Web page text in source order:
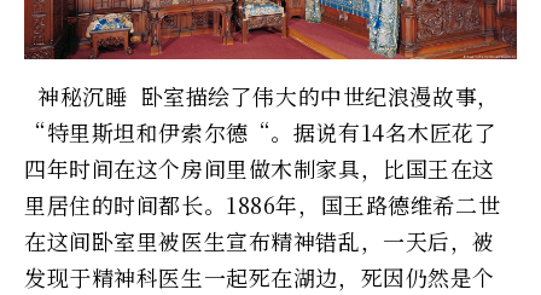
神秘沉睡 卧室描绘了伟大的中世纪浪漫故事，
“特里斯坦和伊索尔德“。据说有14名木匠花了
四年时间在这个房间里做木制家具，比国王在这
里居住的时间都长。1886年，国王路德维希二世
在这间卧室里被医生宣布精神错乱，一天后，被
发现于精神科医生一起死在湖边，死因仍然是个